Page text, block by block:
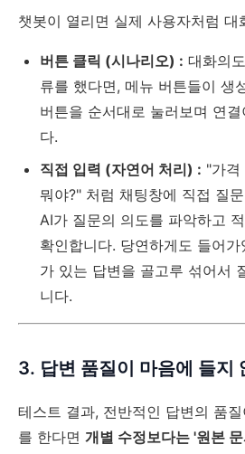
챗봇이 열리면 실제 사용자처럼 대
버튼 클릭 (시나리오) : 대화의
류를 했다면, 메뉴 버튼들이 생
버튼을 순서대로 눌러보며 연
다.
직접 입력 (자연어 처리) : "가격
뭐야?" 처럼 채팅창에 직접 질
AI가 질문의 의도를 파악하고
확인합니다. 당연하게도 들어
가 있는 답변을 골고루 섞어서
니다.
3. 답변 품질이 마음에 들지
테스트 결과, 전반적인 답변의 품
를 한다면 개별 수정보다는 '원본